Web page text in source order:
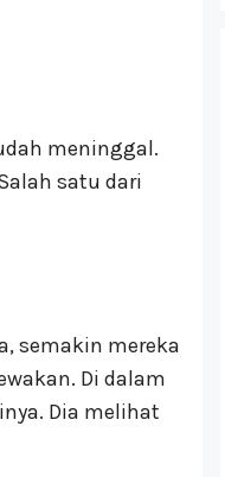
meninggal.
satu dari
semakin mereka
Di dalam
Dia melihat